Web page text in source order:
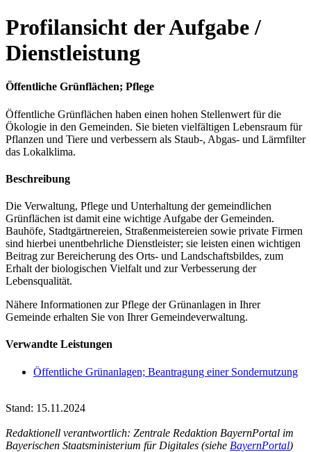
Profilansicht der Aufgabe /
Dienstleistung
Öffentliche Grünflächen; Pflege
Öffentliche Grünflächen haben einen hohen Stellenwert für die
Ökologie in den Gemeinden. Sie bieten vielfältigen Lebensraum für
Pflanzen und Tiere und verbessern als Staub-, Abgas- und Lärmfilter
das Lokalklima.
Beschreibung
Die Verwaltung, Pflege und Unterhaltung der gemeindlichen
Grünflächen ist damit eine wichtige Aufgabe der Gemeinden.
Bauhöfe, Stadtgärtnereien, Straßenmeistereien sowie private Firmen
sind hierbei unentbehrliche Dienstleister; sie leisten einen wichtigen
Beitrag zur Bereicherung des Orts- und Landschaftsbildes, zum
Erhalt der biologischen Vielfalt und zur Verbesserung der
Lebensqualität.
Nähere Informationen zur Pflege der Grünanlagen in Ihrer
Gemeinde erhalten Sie von Ihrer Gemeindeverwaltung.
Verwandte Leistungen
Öffentliche Grünanlagen; Beantragung einer Sondernutzung
Stand: 15.11.2024
Redaktionell verantwortlich: Zentrale Redaktion BayernPortal im
Bayerischen Staatsministerium für Digitales (siehe BayernPortal)